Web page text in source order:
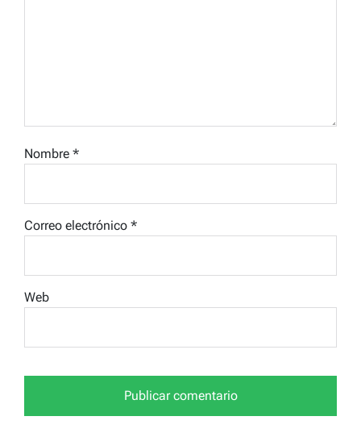
Nombre *
Correo electrónico *
Web